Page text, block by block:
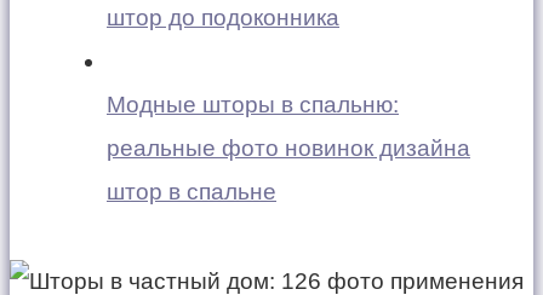
штор до подоконника
Модные шторы в спальню:
реальные фото новинок дизайна
штор в спальне